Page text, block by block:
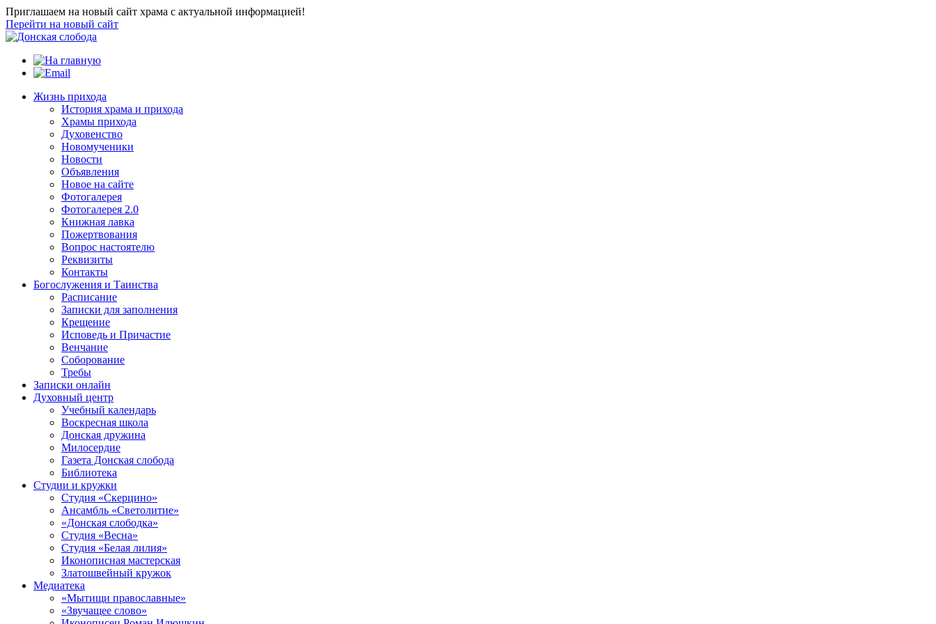
Приглашаем на новый сайт храма с актуальной информацией!
Перейти на новый сайт
Жизнь прихода
История храма и прихода
Храмы прихода
Духовенство
Новомученики
Новости
Объявления
Новое на сайте
Фотогалерея
Фотогалерея 2.0
Книжная лавка
Пожертвования
Вопрос настоятелю
Реквизиты
Контакты
Богослужения и Таинства
Расписание
Записки для заполнения
Крещение
Исповедь и Причастие
Венчание
Соборование
Требы
Записки онлайн
Духовный центр
Учебный календарь
Воскресная школа
Донская дружина
Милосердие
Газета Донская слобода
Библиотека
Студии и кружки
Студия «Скерцино»
Ансамбль «Светолитие»
«Донская слободка»
Студия «Весна»
Студия «Белая лилия»
Иконописная мастерская
Златошвейный кружок
Медиатека
«Мытищи православные»
«Звучащее слово»